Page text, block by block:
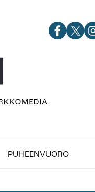
PUHEENVUORO